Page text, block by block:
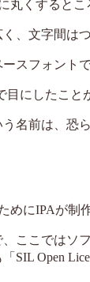
丸くすると
、文字間は
スフォント
目にしたこ
名前は、恐
めにIPAが制
ここではソ
SIL Open